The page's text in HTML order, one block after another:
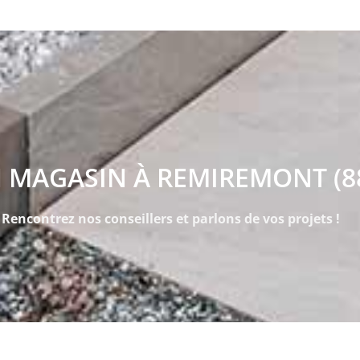
À REMIREMONT
Rencontrez nos conseillers et parlons de vos projets !